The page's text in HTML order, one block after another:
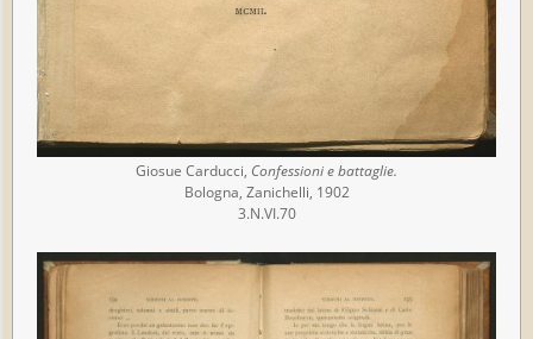
Giosue Carducci, Confessioni e battaglie.
Bologna, Zanichelli, 1902
3.N.VI.70